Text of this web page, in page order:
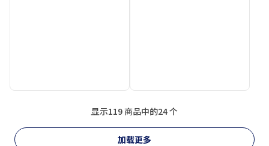
显示119 商品中的24 个
加载更多